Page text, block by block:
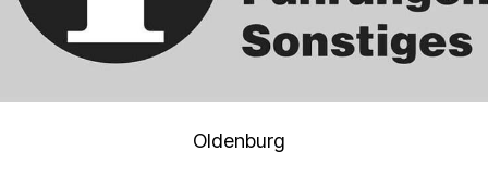
Kategorien
Oldenburg